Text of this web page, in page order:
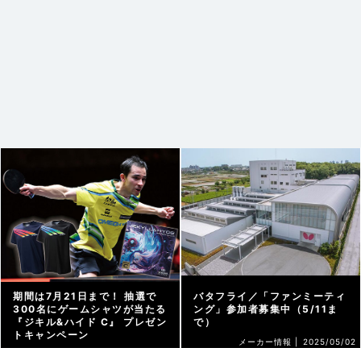
期間は7月21日まで！ 抽選で
300名にゲームシャツが当たる
『ジキル&ハイド C』 プレゼン
トキャンペーン
バタフライ／「ファンミーティ
ング」参加者募集中（5/11ま
で）
メーカー情報 | 2025/05/02